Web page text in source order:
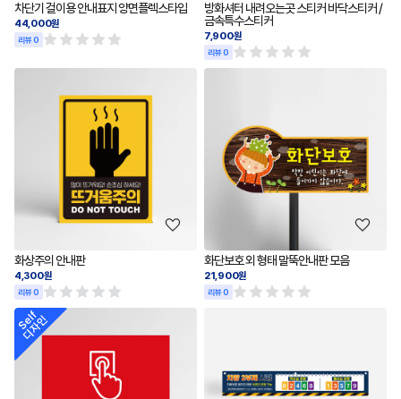
차단기 걸이용 안내표지 양면플렉스타입
44,000원
리뷰 0
방화셔터 내려오는곳 스티커 바닥스티커 /
금속특수스티커
7,900원
리뷰 0
화상주의 안내판
4,300원
리뷰 0
화단보호 외 형태 말뚝안내판 모음
21,900원
리뷰 0